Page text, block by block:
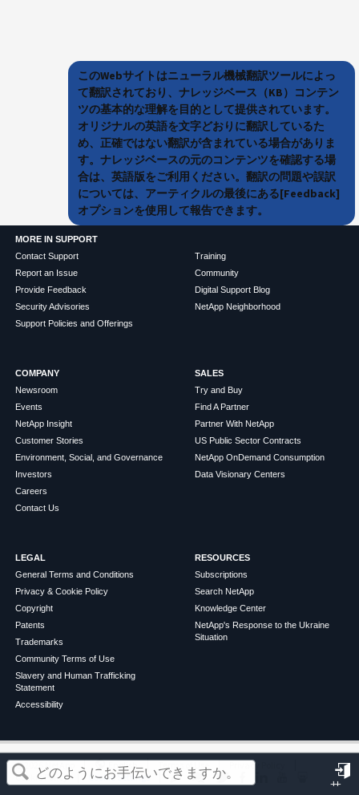
サ
この記事は役に立ちましたか？
このWebサイトはニューラル機械翻訳ツールによっ
て翻訳されており、ナレッジベース（KB）コンテン
ツの基本的な理解を目的として提供されています。
オリジナルの英語を文字どおりに翻訳しているた
め、正確ではない翻訳が含まれている場合がありま
す。ナレッジベースの元のコンテンツを確認する場
合は、英語版をご利用ください。翻訳の問題や誤訳
については、アーティクルの最後にある[Feedback]
オプションを使用して報告できます。
MORE IN SUPPORT
Contact Support
Report an Issue
Provide Feedback
Security Advisories
Support Policies and Offerings
Training
Community
Digital Support Blog
NetApp Neighborhood
COMPANY
Newsroom
Events
NetApp Insight
Customer Stories
Environment, Social, and Governance
Investors
Careers
Contact Us
SALES
Try and Buy
Find A Partner
Partner With NetApp
US Public Sector Contracts
NetApp OnDemand Consumption
Data Visionary Centers
LEGAL
General Terms and Conditions
Privacy & Cookie Policy
Copyright
Patents
Trademarks
Community Terms of Use
Slavery and Human Trafficking
Statement
Accessibility
RESOURCES
Subscriptions
Search NetApp
Knowledge Center
NetApp's Response to the Ukraine
Situation
©2026NetApp English Terms of Use
Privacy Policy
Cookie Policy
Cookie Settings